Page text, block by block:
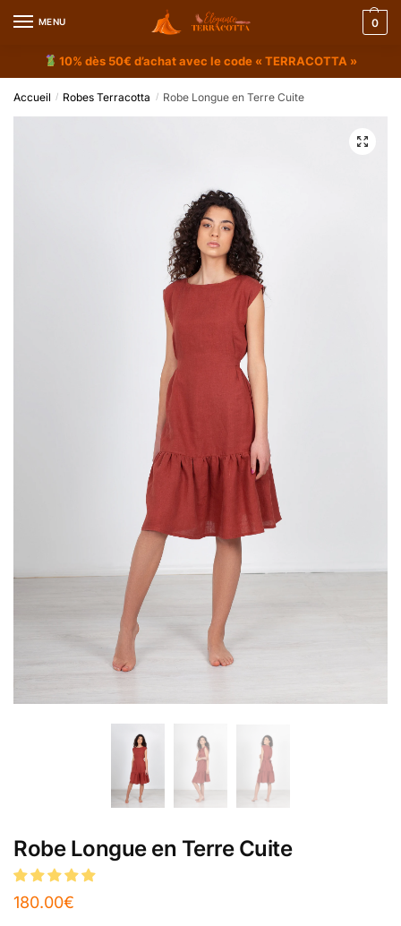
MENU 0
10% dès 50€ d’achat avec le code « TERRACOTTA »
Accueil / Robes Terracotta / Robe Longue en Terre Cuite
Robe Longue en Terre Cuite
180.00€